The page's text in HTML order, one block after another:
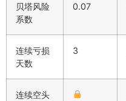
贝塔风险
系数
0.07
连续亏损
天数
3
连续空头